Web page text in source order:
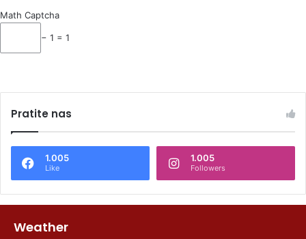
Math Captcha
− 1 = 1
Pratite nas
1.005
Like
1.005
Followers
Weather